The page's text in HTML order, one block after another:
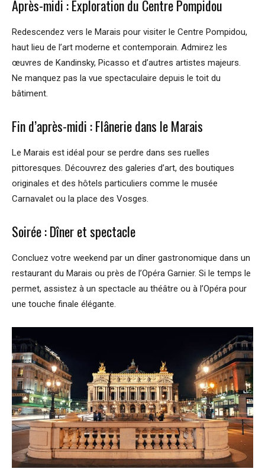
Après-midi : Exploration du Centre Pompidou
Redescendez vers le Marais pour visiter le Centre Pompidou,
haut lieu de l’art moderne et contemporain. Admirez les
œuvres de Kandinsky, Picasso et d’autres artistes majeurs.
Ne manquez pas la vue spectaculaire depuis le toit du
bâtiment.
Fin d’après-midi : Flânerie dans le Marais
Le Marais est idéal pour se perdre dans ses ruelles
pittoresques. Découvrez des galeries d’art, des boutiques
originales et des hôtels particuliers comme le musée
Carnavalet ou la place des Vosges.
Soirée : Dîner et spectacle
Concluez votre weekend par un dîner gastronomique dans un
restaurant du Marais ou près de l’Opéra Garnier. Si le temps le
permet, assistez à un spectacle au théâtre ou à l’Opéra pour
une touche finale élégante.